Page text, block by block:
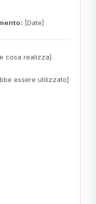
[Date]
cosa realizza]
essere utilizzato]